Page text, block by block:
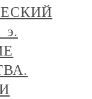
э.